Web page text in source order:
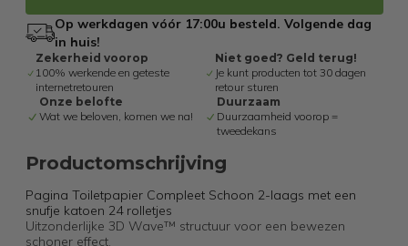
Op werkdagen vóór 17:00u besteld. Volgende dag
in huis!
Zekerheid voorop
100% werkende en geteste
internetretouren
Niet goed? Geld terug!
Je kunt producten tot 30 dagen
retour sturen
Onze belofte
Wat we beloven, komen we na!
Duurzaam
Duurzaamheid voorop =
tweedekans
Productomschrijving
Pagina Toiletpapier Compleet Schoon 2-laags met een
snufje katoen 24 rolletjes
Uitzonderlijke 3D Wave™ structuur voor een bewezen
schoner effect.